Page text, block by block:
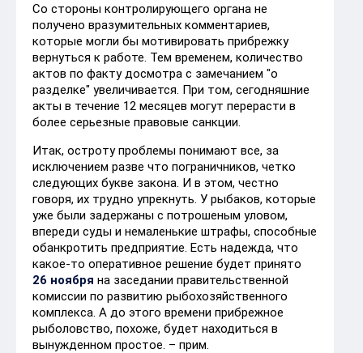
Со стороны контролирующего органа не
получено вразумительных комментариев,
которые могли бы мотивировать прибрежку
вернуться к работе. Тем временем, количество
актов по факту досмотра с замечанием "о
разделке" увеличивается. При том, сегодняшние
акты в течение 12 месяцев могут перерасти в
более серьезные правовые санкции.
Итак, остроту проблемы понимают все, за
исключением разве что пограничников, четко
следующих букве закона. И в этом, честно
говоря, их трудно упрекнуть. У рыбаков, которые
уже были задержаны с потрошеным уловом,
впереди суды и немаленькие штрафы, способные
обанкротить предприятие. Есть надежда, что
какое-то оперативное решение будет принято
26 ноября на заседании правительственной
комиссии по развитию рыбохозяйственного
комплекса. А до этого времени прибрежное
рыболовство, похоже, будет находиться в
вынужденном простое. – прим.